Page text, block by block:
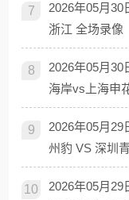
7
2026年05月30
浙江 全场录像
8
2026年05月30
海岸vs上海申
9
2026年05月29
州豹 VS 深圳
10
2026年05月29